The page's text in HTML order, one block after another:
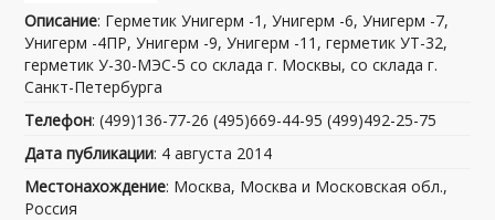
Описание: Герметик Унигерм -1, Унигерм -6, Унигерм -7,
Унигерм -4ПР, Унигерм -9, Унигерм -11, герметик УТ-32,
герметик У-30-МЭС-5 со склада г. Москвы, со склада г.
Санкт-Петербурга
Телефон: (499)136-77-26 (495)669-44-95 (499)492-25-75
Дата публикации: 4 августа 2014
Местонахождение: Москва, Москва и Московская обл.,
Россия